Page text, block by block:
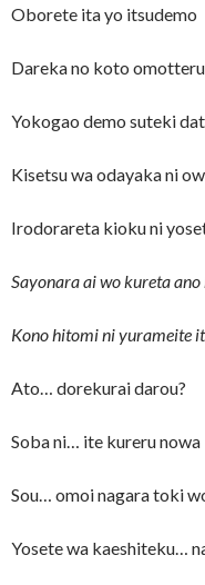
Oborete ita yo itsudemo
Dareka no koto omotteru
Yokogao demo suteki
Kisetsu wa odayaka ni
Irodorareta kioku ni
Sayonara ai wo kureta
Kono hitomi ni yurameite
Ato… dorekurai darou?
Soba ni… ite kureru nowa
Sou… omoi nagara toki
Yosete wa kaeshiteku…